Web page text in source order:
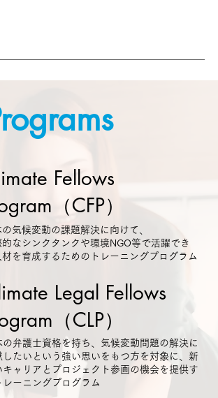
Fellows
（CFP）
の気候変動の課題解決に向けて、
的なシンクタンクや環境NGO等で活躍でき
材を育成するためのトレーニングプログラム
Legal Fellows
（CLP）
の弁護士資格を持ち、気候変動問題の解決に
したいという強い思いをもつ方を対象に、新
キャリアとプロジェクト参画の機会を提供す
レーニングプログラム